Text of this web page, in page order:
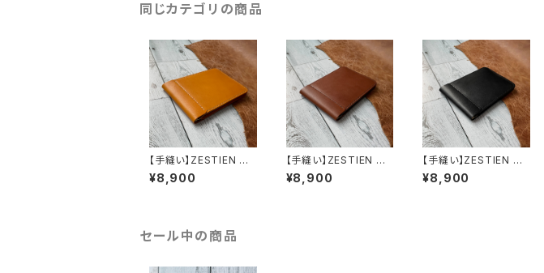
同じカテゴリの商品
【手縫い】ZESTIEN マ
ネークリップ (MTD)
¥8,900
【手縫い】ZESTIEN マ
ネークリップ (BRN)
¥8,900
【手縫い】ZESTIEN マ
ネークリップ (BLK)
¥8,900
セール中の商品